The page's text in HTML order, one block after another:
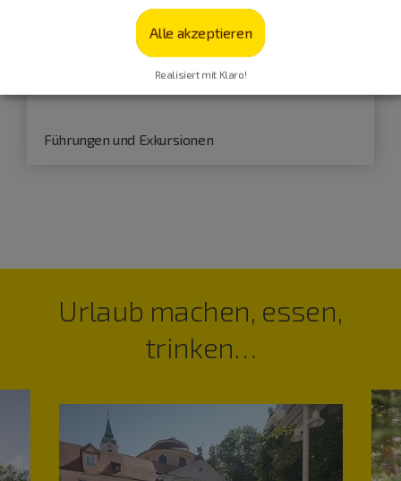
Ortsführung durch den idyllischen
Marktflecken Kinding
mit Besichtigung der mächtigen Kirchenburg
Führungen und Exkursionen
Urlaub machen, essen,
trinken…
Alle akzeptieren
Realisiert mit Klaro!